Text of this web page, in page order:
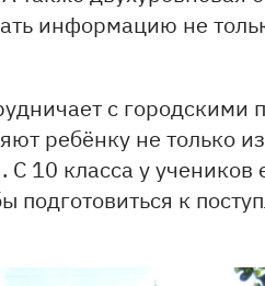
информацию не
с городскими
ребёнку не только
С 10 класса у учеников
подготовиться к